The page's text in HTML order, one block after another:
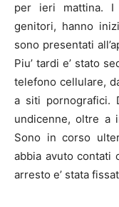
per ieri mattina. I
genitori, hanno
sono presentati
Piu’ tardi e’ stato
telefono cellulare,
a siti pornografici.
undicenne, oltre a
Sono in corso
abbia avuto contati
arresto e’ stata